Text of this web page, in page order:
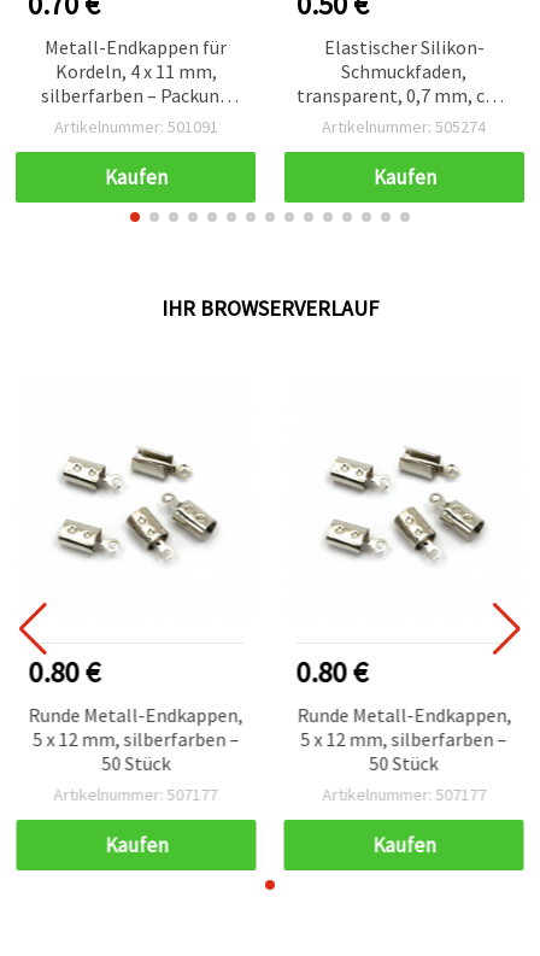
Metall-Endkappen für
Kordeln, 4 x 11 mm,
silberfarben – Packung
mit 50 Stück
Artikelnummer: 501091
Kaufen
Elastischer Silikon-
Schmuckfaden,
transparent, 0,7 mm, ca. 6
m
Artikelnummer: 505274
Kaufen
IHR BROWSERVERLAUF
0.80 €
Runde Metall-Endkappen,
5 x 12 mm, silberfarben –
50 Stück
Artikelnummer: 507177
Kaufen
0.80 €
Runde Metall-Endkappen,
5 x 12 mm, silberfarben –
50 Stück
Artikelnummer: 507177
Kaufen